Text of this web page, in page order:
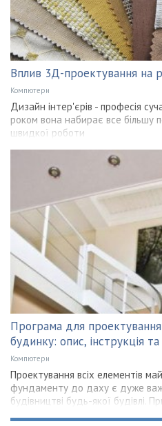
Вплив 3Д-проектування на
Компютери
Дизайн інтер'єрів - професія
роком вона набирає все більшу
швидкої роботи
Програма для
будинку: опис, інструкція
Компютери
Проектування всіх елементів
фундаменту до даху є дуже
будівництві будь-якої будівлі.